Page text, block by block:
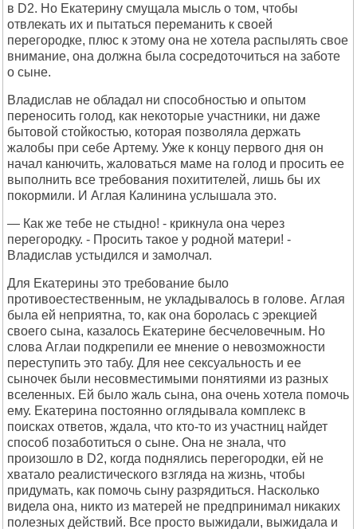
в D2. Но Екатерину смущала мысль о том, чтобы
отвлекать их и пытаться переманить к своей
перегородке, плюс к этому она не хотела распылять свое
внимание, она должна была сосредоточиться на заботе
о сыне.
Владислав не обладал ни способностью и опытом
переносить голод, как некоторые участники, ни даже
бытовой стойкостью, которая позволяла держать
жалобы при себе Артему. Уже к концу первого дня он
начал канючить, жаловаться маме на голод и просить ее
выполнить все требования похитителей, лишь бы их
покормили. И Аглая Калинина услышала это.
— Как же тебе не стыдно! - крикнула она через
перегородку. - Просить такое у родной матери! -
Владислав устыдился и замолчал.
Для Екатерины это требование было
противоестественным, не укладывалось в голове. Аглая
была ей неприятна, то, как она боролась с эрекцией
своего сына, казалось Екатерине бесчеловечным. Но
слова Аглаи подкрепили ее мнение о невозможности
переступить это табу. Для нее сексуальность и ее
сыночек были несовместимыми понятиями из разных
вселенных. Ей было жаль сына, она очень хотела помочь
ему. Екатерина постоянно оглядывала комплекс в
поисках ответов, ждала, что кто-то из участниц найдет
способ позаботиться о сыне. Она не знала, что
произошло в D2, когда поднялись перегородки, ей не
хватало реалистического взгляда на жизнь, чтобы
придумать, как помочь сыну разрядиться. Насколько
видела она, никто из матерей не предпринимал никаких
полезных действий. Все просто выжидали, выжидала и